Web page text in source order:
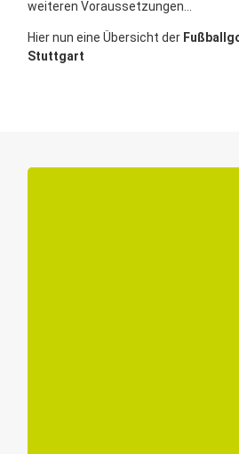
weiteren Voraussetzungen...
Hier nun eine Übersicht der
Stuttgart